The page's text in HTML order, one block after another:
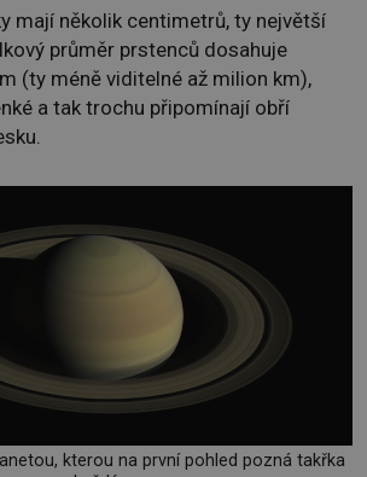
mají několik centimetrů, ty největší
průměr prstenců dosahuje
(ty méně viditelné až milion km),
a tak trochu připomínají obří
kterou na první pohled pozná takřka